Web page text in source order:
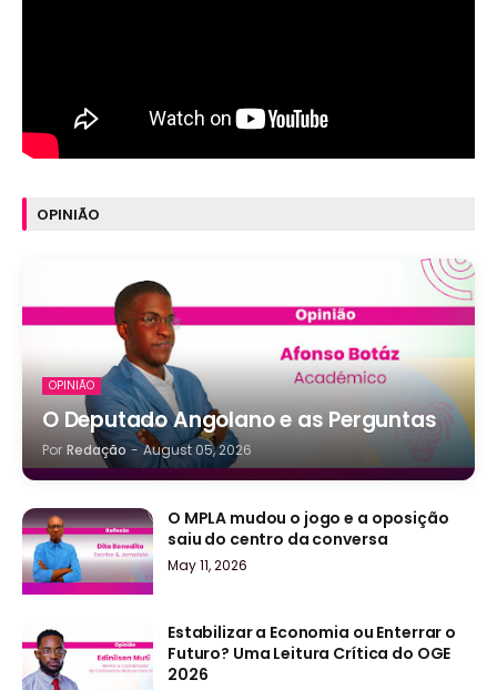
OPINIÃO
OPINIÃO
O Deputado Angolano e as Perguntas
Por Redação - August 05, 2026
O MPLA mudou o jogo e a oposição
saiu do centro da conversa
May 11, 2026
Estabilizar a Economia ou Enterrar o
Futuro? Uma Leitura Crítica do OGE
2026